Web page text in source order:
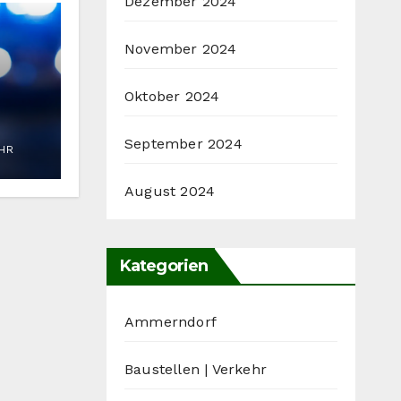
November 2024
Oktober 2024
September 2024
August 2024
Kategorien
Ammerndorf
Baustellen | Verkehr